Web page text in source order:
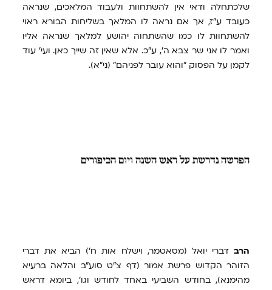
שלכתחלה ודאי אין להשתחוות ולעבוד המלאכים, שנראה
כעובד ע"ז, אך אם נראה לו המלאך בשליחות הבורא ראוי
להשתחוות לו כמו שהשתחוה יהושע למלאך שנראה אליו
ואמר לו אני שר צבא ה', ע"כ. אלא שאין זה שייך כאן. ועי' עוד
לקמן על הפסוק "והוא עובר לפניהם" (ני"א).
הפרשה נדרשת על ראש השנה ויום הכיפורים
הרב דברי יואל (מסאטמר, וישלח אות ח') הביא את דברי
הזוהר הקדוש פרשת אמור (דף צ"ט סוע"ב והלאה ברעיא
מהימנא), בחודש השביעי באחד לחודש וגו', ביומא דראש